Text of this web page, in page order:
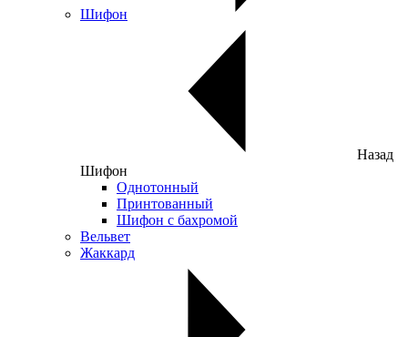
Шифон
Назад
Шифон
Однотонный
Принтованный
Шифон с бахромой
Вельвет
Жаккард